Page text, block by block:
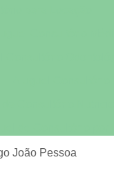
Sala Consultório
João Pessoa